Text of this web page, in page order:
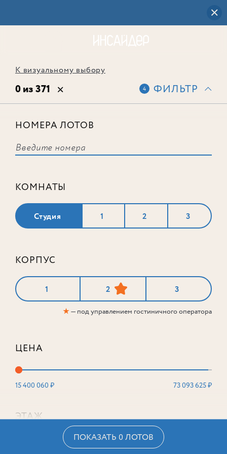
К визуальному выбору
0 из 371 4 ФИЛЬТР
НОМЕРА ЛОТОВ
КОМНАТЫ
Студия 1 2 3
КОРПУС
1 2 3
★— под управлением гостиничного оператора
ЦЕНА
15 400 060 ₽ 73 093 625 ₽
ЭТАЖ
ПОКАЗАТЬ 0 ЛОТОВ
соответствует ни одного лота